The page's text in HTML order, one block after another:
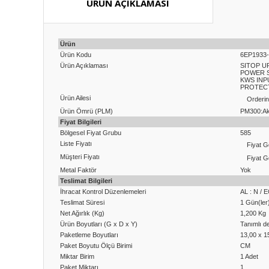
ÜRÜN AÇIKLAMASI
Ürün
Ürün Kodu
Ürün Açıklaması
SITOP
POWER
KWS
Ürün Ailesi
Ürün Ömrü (PLM)
Fiyat Bilgileri
Bölgesel Fiyat Grubu
585
Liste Fiyatı
Fiyat
Müşteri Fiyatı
Fiyat
Metal Faktör
Yok
Teslimat Bilgileri
İhracat Kontrol Düzenlemeleri
AL : N /
Teslimat Süresi
1 Gün(ler)
Net Ağırlık (Kg)
1,200 Kg
Ürün Boyutları (G x D x Y)
Tanımlı
Paketleme Boyutları
13,00 x
Paket Boyutu Ölçü Birimi
CM
Miktar Birim
1 Adet
Paket Miktarı
1